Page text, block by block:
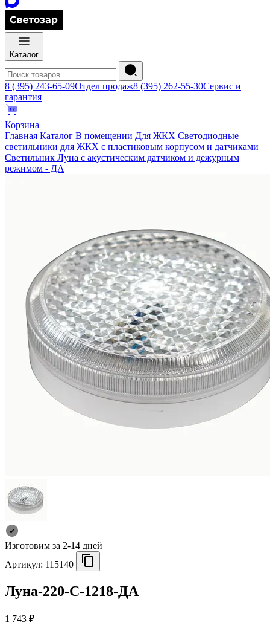
Каталог
8 (395) 243-65-09Отдел продаж8 (395) 262-55-30Сервис и
гарантия
Корзина
Главная Каталог В помещении Для ЖКХ Светодиодные
светильники для ЖКХ с пластиковым корпусом и датчиками
Светильник Луна с акустическим датчиком и дежурным
режимом - ДА
Изготовим за 2-14 дней
Артикул: 115140
Луна-220-С-1218-ДА
1 743 ₽